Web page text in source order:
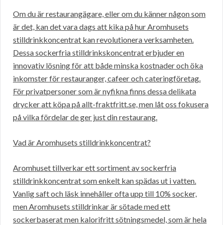
Om du är restaurangägare, eller om du känner någon som
är det, kan det vara dags att kika på hur Aromhusets
stilldrinkkoncentrat kan revolutionera verksamheten.
Dessa sockerfria stilldrinkskoncentrat erbjuder en
innovativ lösning för att både minska kostnader och öka
inkomster för restauranger, cafeer och cateringföretag.
För privatpersoner som är nyfikna finns dessa delikata
drycker att köpa på allt-fraktfritt.se, men låt oss fokusera
på vilka fördelar de ger just din restaurang.
Vad är Aromhusets stilldrinkkoncentrat?
Aromhuset tillverkar ett sortiment av sockerfria
stilldrinkkoncentrat som enkelt kan spädas ut i vatten.
Vanlig saft och läsk innehåller ofta upp till 10% socker,
men Aromhusets stilldrinkar är sötade med ett
sockerbaserat men kalorifritt sötningsmedel, som är hela